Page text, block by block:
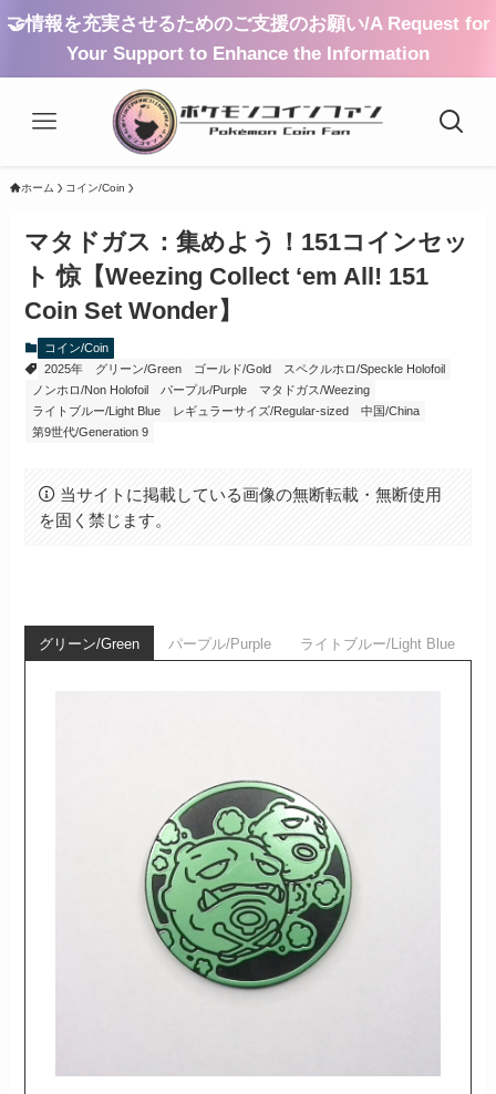
🤝情報を充実させるためのご支援のお願い/A Request for
Your Support to Enhance the Information
ホーム コイン/Coin
マタドガス：集めよう！151コインセッ
ト 惊【Weezing Collect ‘em All! 151
Coin Set Wonder】
コイン/Coin
2025年
グリーン/Green ゴールド/Gold
スペクルホロ/Speckle Holofoil
ノンホロ/Non Holofoil
パープル/Purple
マタドガス/Weezing
ライトブルー/Light Blue
レギュラーサイズ/Regular-sized
中国/China
第9世代/Generation 9
当サイトに掲載している画像の無断転載・無断使用
を固く禁じます。
グリーン/Green パープル/Purple ライトブルー/Light Blue